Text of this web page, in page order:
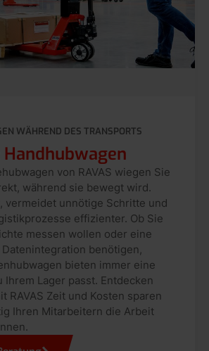
WÄHREND DES TRANSPORTS
von RAVAS wiegen Sie
während sie bewegt wird.
vermeidet unnötige Schritte und
effizienter. Ob Sie
messen wollen oder eine
benötigen,
bieten immer eine
Ihrem Lager passt. Entdecken
RAVAS Zeit und Kosten sparen
Ihren Mitarbeitern die Arbeit